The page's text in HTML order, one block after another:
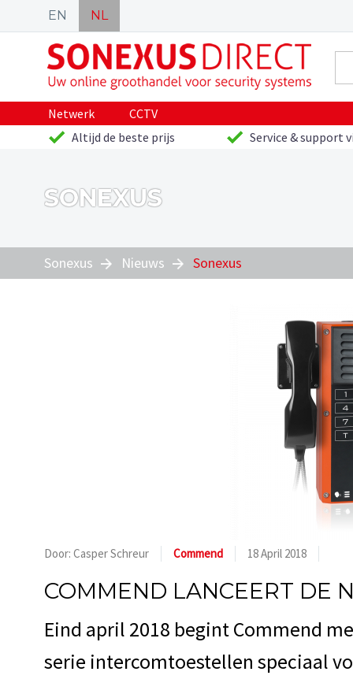
EN NL
Netwerk
CCTV
Altijd de beste prijs
Service & support
SONEXUS
Sonexus Nieuws Sonexus
Door: Casper Schreur Commend 18 April 2018
COMMEND LANCEERT DE
Eind april 2018 begint Commend
serie intercomtoestellen speciaal